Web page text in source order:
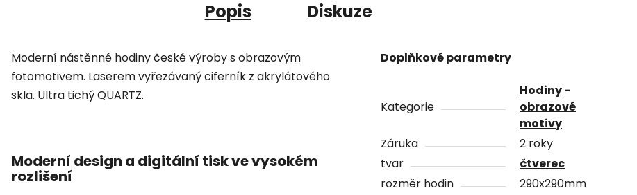
Popis Diskuze
Moderní nástěnné hodiny české výroby s obrazovým
fotomotivem. Laserem vyřezávaný ciferník z akrylátového
skla. Ultra tichý QUARTZ.
Moderní design a digitální tisk ve vysokém
rozlišení
Doplňkové parametry
Kategorie
Hodiny -
obrazové
motivy
Záruka
2 roky
tvar
čtverec
rozměr hodin
290x290mm